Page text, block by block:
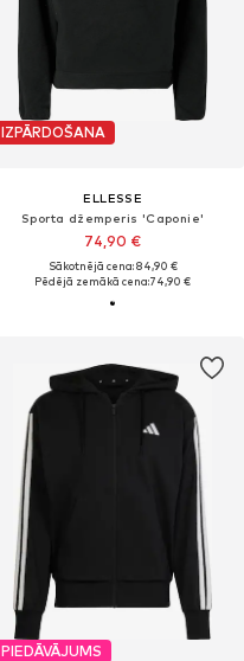
IZPĀRDOŠANA
ELLESSE
Sporta džemperis 'Caponie'
74,90 €
Sākotnējā cena: 84,90 €
Pēdējā zemākā cena:74,90 €
PIEDĀVĀJUMS